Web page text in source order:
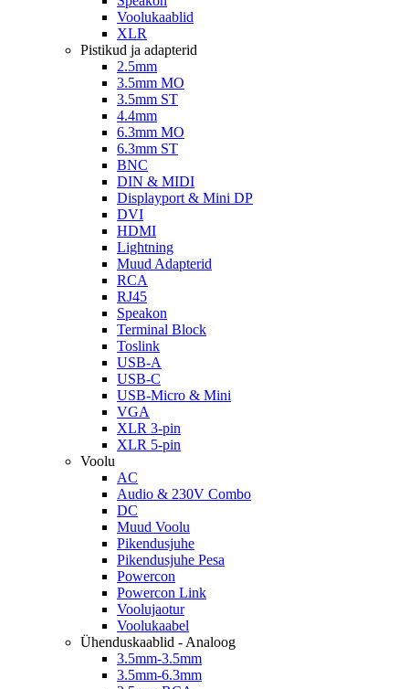
Voolukaablid
XLR
Pistikud ja adapterid
2.5mm
3.5mm MO
3.5mm ST
4.4mm
6.3mm MO
6.3mm ST
BNC
DIN & MIDI
Displayport & Mini DP
DVI
HDMI
Lightning
Muud Adapterid
RCA
RJ45
Speakon
Terminal Block
Toslink
USB-A
USB-C
USB-Micro & Mini
VGA
XLR 3-pin
XLR 5-pin
Voolu
AC
Audio & 230V Combo
DC
Muud Voolu
Pikendusjuhe
Pikendusjuhe Pesa
Powercon
Powercon Link
Voolujaotur
Voolukaabel
Ühenduskaablid - Analoog
3.5mm-3.5mm
3.5mm-6.3mm